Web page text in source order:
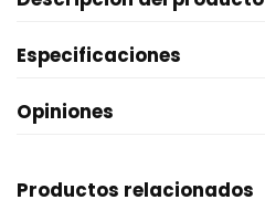
Especificaciones
Opiniones
Productos relacionados